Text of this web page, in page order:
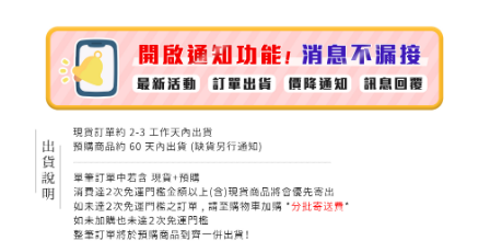
每筆NT$100，滿NT$999(含以上)免運費
離島宅配（澎湖、金門、馬祖、小琉球）
每筆NT$250，滿NT$3,000(含以上)免運費
付款後門市自取
免運費